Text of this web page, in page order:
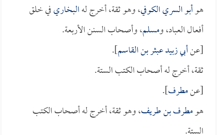
هوأبو السري الكوفي، وهو ثقة، أخرج لهالبخاريفي خلق
أفعال العباد، ومسلم، وأصحاب السنن الأربعة.
[عنأبي زبيد عبثر بن القاسم].
ثقة، أخرج له أصحاب الكتب الستة.
[عنمطرف].
هومطرف بن طريف، وهو ثقة، أخرج له أصحاب الكتب